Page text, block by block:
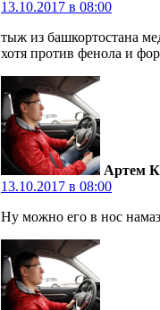
13.10.2017 в 08:00
тыж из башкортостана
хотя против фенола и
Артем
13.10.2017 в 08:00
Ну можно его в нос